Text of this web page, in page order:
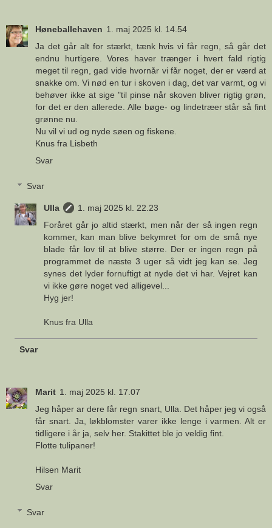
Høneballehaven 1. maj 2025 kl. 14.54
Ja det går alt for stærkt, tænk hvis vi får regn, så går det
endnu hurtigere. Vores haver trænger i hvert fald rigtig
meget til regn, gad vide hvornår vi får noget, der er værd at
snakke om. Vi nød en tur i skoven i dag, det var varmt, og vi
behøver ikke at sige "til pinse når skoven bliver rigtig grøn,
for det er den allerede. Alle bøge- og lindetræer står så fint
grønne nu.
Nu vil vi ud og nyde søen og fiskene.
Knus fra Lisbeth
Svar
Svar
Ulla
1. maj 2025 kl. 22.23
Foråret går jo altid stærkt, men når der så ingen regn
kommer, kan man blive bekymret for om de små nye
blade får lov til at blive større. Der er ingen regn på
programmet de næste 3 uger så vidt jeg kan se. Jeg
synes det lyder fornuftigt at nyde det vi har. Vejret kan
vi ikke gøre noget ved alligevel...
Hyg jer!
Knus fra Ulla
Svar
Marit 1. maj 2025 kl. 17.07
Jeg håper ar dere får regn snart, Ulla. Det håper jeg vi også
får snart. Ja, løkblomster varer ikke lenge i varmen. Alt er
tidligere i år ja, selv her. Stakittet ble jo veldig fint.
Flotte tulipaner!
Hilsen Marit
Svar
Svar